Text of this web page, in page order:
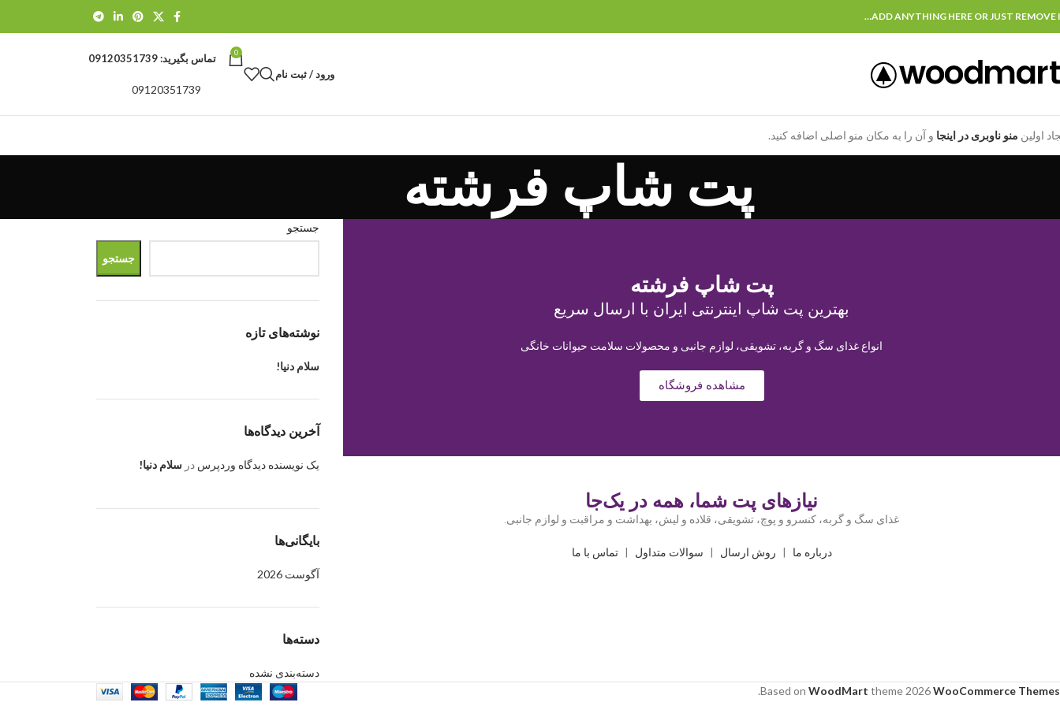
ADD ANYTHING HERE OR JUST REMOVE
ورود / ثبت نام
0 تماس بگیرید:09120351739
09120351739
اولین منو ناوبری در اینجا و آن را به مکان منو اصلی اضافه کنید.
پت شاپ فرشته
پت شاپ فرشته
بهترین پت شاپ اینترنتی ایران با ارسال سریع
انواع غذای سگ و گربه، تشویقی، لوازم جانبی و محصولات سلامت حیوانات خانگی
مشاهده فروشگاه
نیازهای پت شما، همه در یک‌جا
غذای سگ و گربه، کنسرو و پوچ، تشویقی، قلاده و لیش، بهداشت و مراقبت و لوازم جانبی.
درباره ما روش ارسال سوالات متداول |تماس با ما
جستجو
جستجو
نوشته‌های تازه
سلام دنیا!
آخرین دیدگاه‌ها
یک نویسنده دیدگاه وردپرس در سلام دنیا!
بایگانی‌ها
آگوست 2026
دسته‌ها
دسته‌بندی نشده
Based on WoodMart theme 2026WooCommerce Themes
.